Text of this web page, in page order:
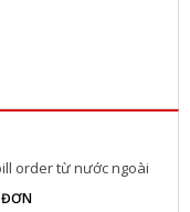
order từ nước ngoài
ĐƠN